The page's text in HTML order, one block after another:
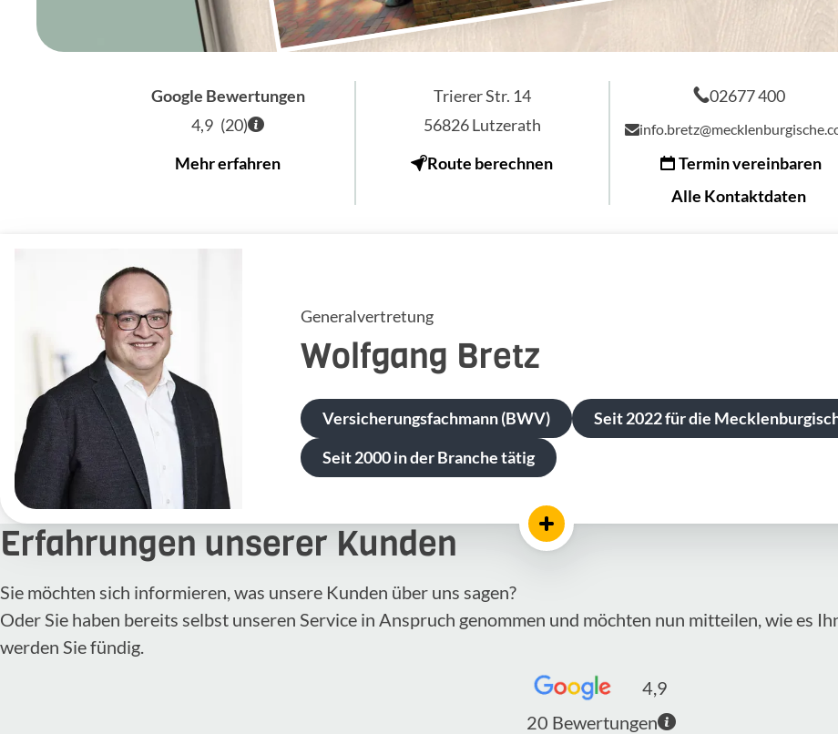
Google Bewertungen
4,9 (20)
Mehr erfahren
Trierer Str. 14
56826Lutzerath
Route berechnen
02677 400
Termin vereinbaren
Alle Kontaktdaten
Generalvertretung
Wolfgang Bretz
Versicherungsfachmann (BWV)
Seit 2022 für die
Seit 2000 in der Branche tätig
Erfahrungen unserer Kunden
Sie möchten sich informieren, was unsere Kunden über uns sagen?
Oder Sie haben bereits selbst unseren Service in Anspruch genommen und möchten nun mitteilen, wie es
werden Sie fündig.
4,9
20 Bewertungen